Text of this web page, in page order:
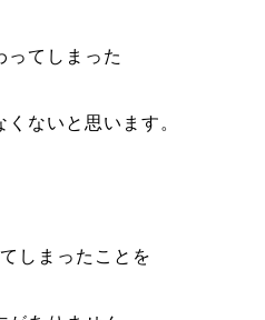
ってしまった
ないと思います。
しまったことを